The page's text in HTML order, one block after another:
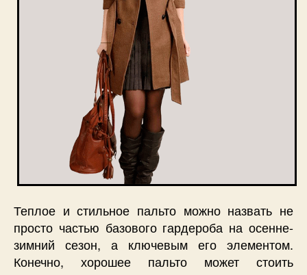
Теплое и стильное пальто можно назвать не
просто частью базового гардероба на осенне-
зимний сезон, а ключевым его элементом.
Конечно, хорошее пальто может стоить